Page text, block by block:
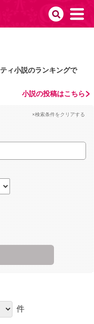
ィ小説のランキングで
小説の投稿はこちら
×検索条件をクリアする
件